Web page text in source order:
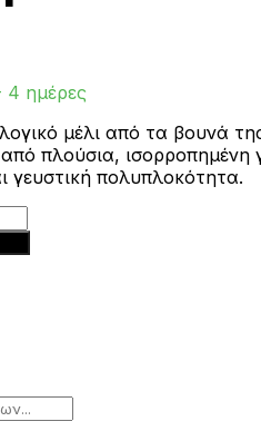
ημέρες
μέλι από τα βουνά
από πλούσια,
γευστική πολυπλοκότητα.